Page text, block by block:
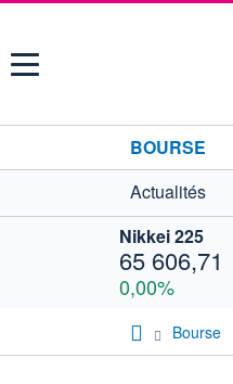
Menu
BOURSE
Actualités
Nikkei 225
65 606,71
0,00%
Bourse